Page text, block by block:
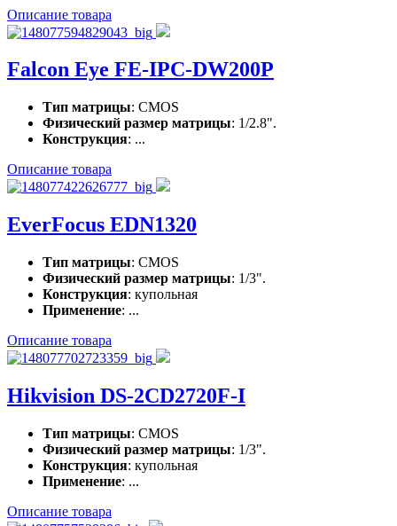
Описание товара
Falcon Eye FE-IPC-DW200P
Тип матрицы: CMOS
Физический размер матрицы: 1/2.8".
Конструкция: ...
Описание товара
EverFocus EDN1320
Тип матрицы: CMOS
Физический размер матрицы: 1/3".
Конструкция: купольная
Применение: ...
Описание товара
Hikvision DS-2CD2720F-I
Тип матрицы: CMOS
Физический размер матрицы: 1/3".
Конструкция: купольная
Применение: ...
Описание товара